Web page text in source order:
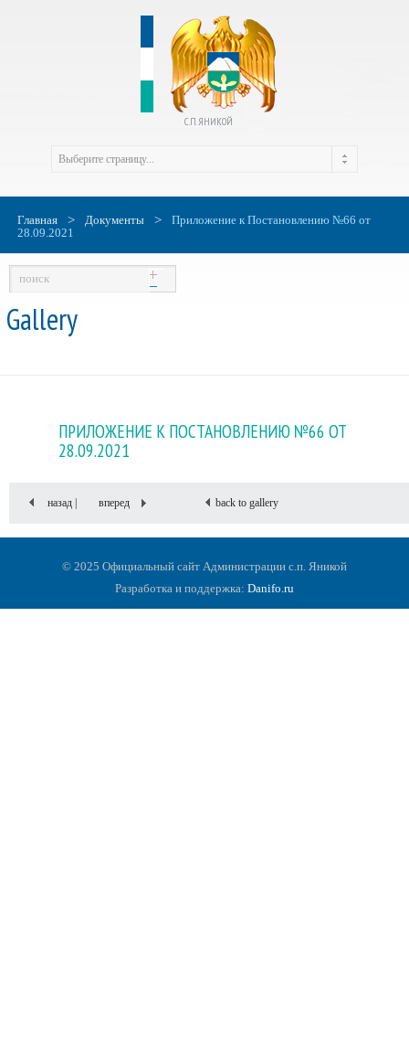
С.П. ЯНИКОЙ
Главная > Документы >
Приложение к Постановлению №66 от
28.09.2021
Gallery
ПРИЛОЖЕНИЕ К ПОСТАНОВЛЕНИЮ №66 ОТ
28.09.2021
назад | вперед back to gallery
© 2025 Официальный сайт Администрации с.п. Яникой
Разработка и поддержка: Danifo.ru